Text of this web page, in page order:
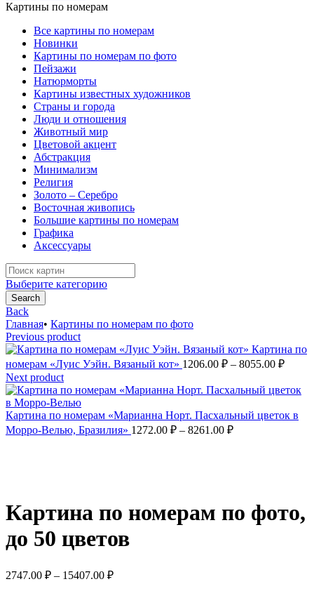
Картины по номерам
Все картины по номерам
Новинки
Картины по номерам по фото
Пейзажи
Натюрморты
Картины известных художников
Страны и города
Люди и отношения
Животный мир
Цветовой акцент
Абстракция
Минимализм
Религия
Золото – Серебро
Восточная живопись
Большие картины по номерам
Графика
Аксессуары
Search
for:
Выберите категорию
Search
Back
Главная• Картины по номерам по фото
Previous product
Картина по
номерам «Луис Уэйн. Вязаный кот» 1206.00 ₽ – 8055.00 ₽
Next product
Картина по номерам «Марианна Норт. Пасхальный цветок в
Морро-Велью, Бразилия» 1272.00 ₽ – 8261.00 ₽Диапазон
Картина по номерам по фото,
до 50 цветов
2747.00 ₽ – 15407.00 ₽Диапазон